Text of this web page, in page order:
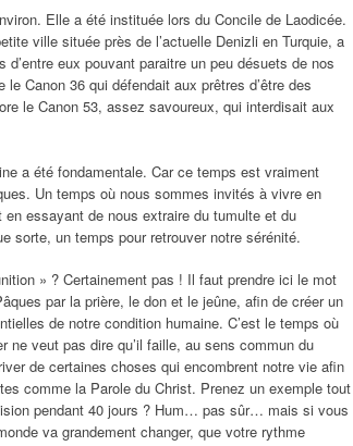
Elle a été instituée lors du Concile de Laodicée.
ville située près de l’actuelle Denizli en Turquie, a
eux pouvant paraitre un peu désuets de nos
Canon 36 qui défendait aux prêtres d’être des
le Canon 53, assez savoureux, qui interdisait aux
a été fondamentale. Car ce temps est vraiment
Un temps où nous sommes invités à vivre en
essayant de nous extraire du tumulte et du
sorte, un temps pour retrouver notre sérénité.
» ? Certainement pas ! Il faut prendre ici le mot
par la prière, le don et le jeûne, afin de créer un
de notre condition humaine. C’est le temps où
veut pas dire qu’il faille, au sens commun du
de certaines choses qui encombrent notre vie afin
comme la Parole du Christ. Prenez un exemple tout
pendant 40 jours ? Hum… pas sûr… mais si vous
va grandement changer, que votre rythme